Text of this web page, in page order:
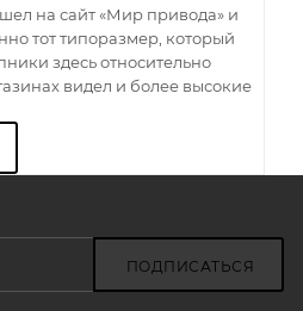
на сайт «Мир привода» и
тот типоразмер, который
здесь относительно
видел и более высокие
ПОДПИСАТЬСЯ